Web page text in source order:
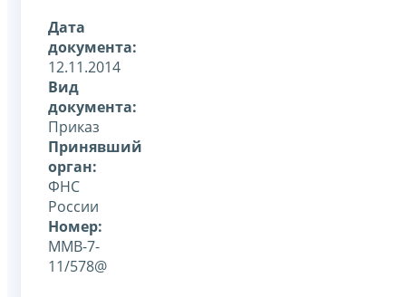
Дата
документа:
12.11.2014
Вид
документа:
Приказ
Принявший
орган:
ФНС
России
Номер:
ММВ-7-
11/578@